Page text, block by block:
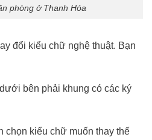
phòng ở Thanh Hóa
đổi kiểu chữ nghệ thuật. Bạn
bên phải khung có các ký
chọn kiểu chữ muốn thay thế